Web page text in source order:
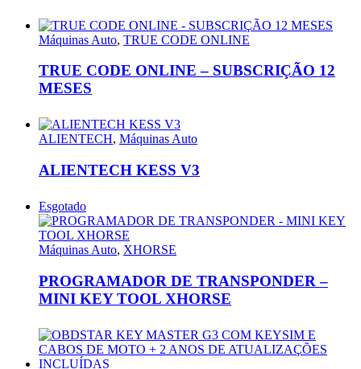
Máquinas Auto, TRUE CODE ONLINE
TRUE CODE ONLINE – SUBSCRIÇÃO 12
MESES
ALIENTECH, Máquinas Auto
ALIENTECH KESS V3
Esgotado
Máquinas Auto, XHORSE
PROGRAMADOR DE TRANSPONDER –
MINI KEY TOOL XHORSE